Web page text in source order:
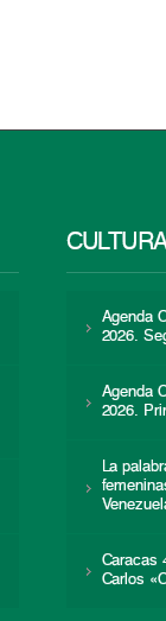
CULTURA
Agenda
2026.
Agenda
2026.
La
Caracas
Carlos